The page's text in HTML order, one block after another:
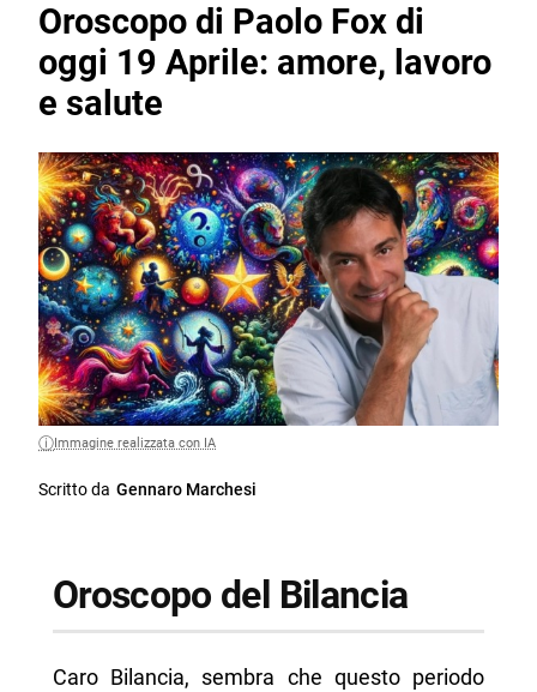
Oroscopo di Paolo Fox di
oggi 19 Aprile: amore, lavoro
e salute
Immagine realizzata con IA
Scritto da Gennaro Marchesi
Oroscopo del Bilancia
Caro Bilancia, sembra che questo periodo